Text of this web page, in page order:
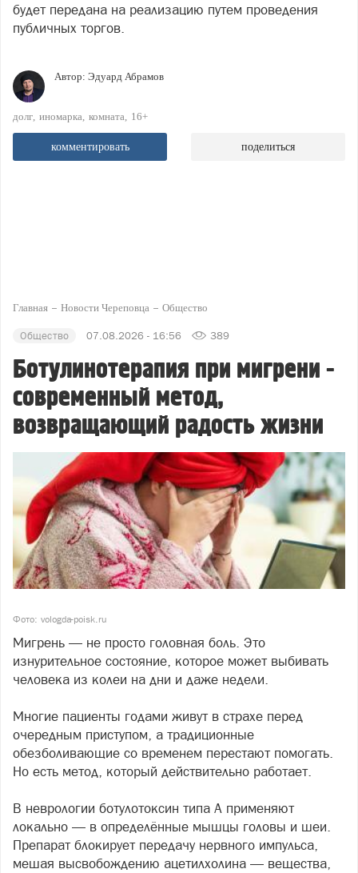
будет передана на реализацию путем проведения
публичных торгов.
Автор: Эдуард Абрамов
долг иномарка комната 16+
комментировать поделиться
Главная Новости Череповца Общество
Общество 07.08.2026 - 16:56 389
Ботулинотерапия при мигрени -
современный метод,
возвращающий радость жизни
Фото: vologda-poisk.ru
Мигрень — не просто головная боль. Это
изнурительное состояние, которое может выбивать
человека из колеи на дни и даже недели.
Многие пациенты годами живут в страхе перед
очередным приступом, а традиционные
обезболивающие со временем перестают помогать.
Но есть метод, который действительно работает.
В неврологии ботулотоксин типа А применяют
локально — в определённые мышцы головы и шеи.
Препарат блокирует передачу нервного импульса,
мешая высвобождению ацетилхолина — вещества,